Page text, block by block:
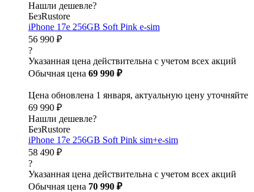
Нашли дешевле?
БезRustore
iPhone 17e 256GB Soft Pink e-sim
56 990 ₽
?
Указанная цена действительна с учетом всех акций
Обычная цена 69 990 ₽
Цена обновлена 1 января, актуальную цену уточняйте
69 990 ₽
Нашли дешевле?
БезRustore
iPhone 17e 256GB Soft Pink sim+e-sim
58 490 ₽
?
Указанная цена действительна с учетом всех акций
Обычная цена 70 990 ₽